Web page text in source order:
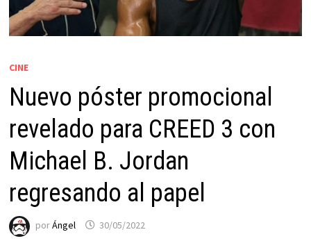
CINE
Nuevo póster promocional
revelado para CREED 3 con
Michael B. Jordan
regresando al papel
porÁngel 30/05/2022